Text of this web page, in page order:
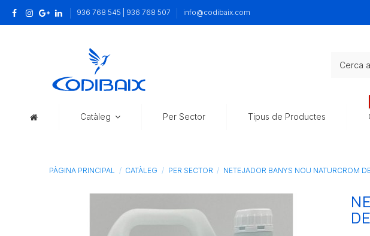
936 768 545 | 936 768 507 info@codibaix.com
Catàleg Per Sector Tipus de Productes
PÀGINA PRINCIPAL CATÀLEG PER SECTOR NETEJADOR BANYS NOU NATURCROM